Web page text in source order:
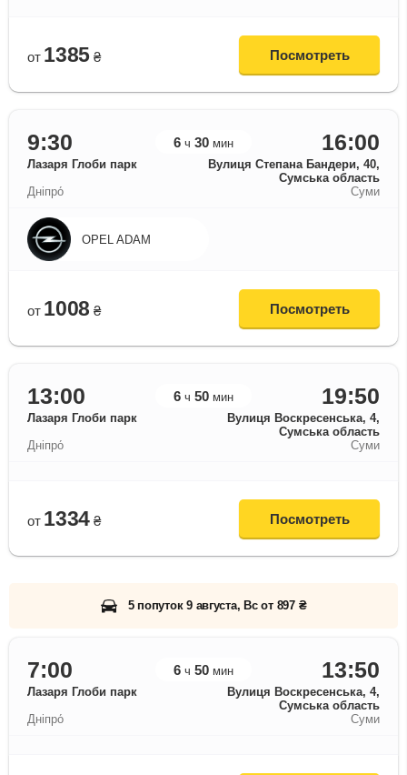
от 1385 ₴ Посмотреть
9:30 6 ч 30 мин 16:00
Лазаря Глоби парк
Вулиця Степана Бандери, 40,
Сумська область
Дніпро́
Суми
OPEL ADAM
от 1008 ₴ Посмотреть
13:00 6 ч 50 мин 19:50
Лазаря Глоби парк
Вулиця Воскресенська, 4,
Сумська область
Дніпро́
Суми
от 1334 ₴ Посмотреть
5 попуток 9 августа, Вс от 897 ₴
7:00 6 ч 50 мин 13:50
Лазаря Глоби парк
Вулиця Воскресенська, 4,
Сумська область
Дніпро́
Суми